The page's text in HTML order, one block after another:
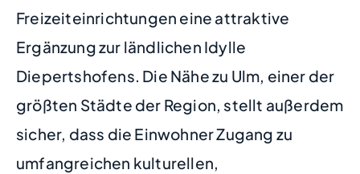
Freizeiteinrichtungen eine attraktive
Ergänzung zur ländlichen Idylle
Diepertshofens. Die Nähe zu Ulm, einer der
größten Städte der Region, stellt außerdem
sicher, dass die Einwohner Zugang zu
umfangreichen kulturellen,